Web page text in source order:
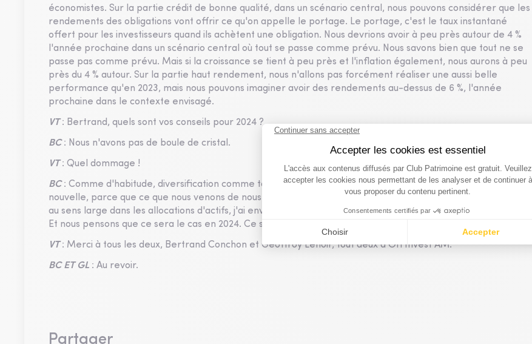
économistes. Sur la partie crédit de bonne qualité, dans un scénario central, nous pouvons considérer que les
rendements des obligations vont offrir ce qu'on appelle le portage. Le portage, c'est le taux instantané
offert pour les investisseurs quand ils achètent une obligation. Nous devrions avoir à peu près autour de 4 %
l'année prochaine dans un scénario central où tout se passe comme prévu. Nous savons bien que tout ne se
passe pas comme prévu. Mais si la croissance se tient à peu près et l'inflation également, nous aurons à peu
près du 4 % autour. Sur la partie haut rendement, nous n'allons pas forcément réaliser une aussi belle
performance qu'en 2023, mais nous pouvons imaginer avoir des rendements au-dessus de 6 %, l'année
prochaine dans le contexte envisagé.
VT: Bertrand, quels sont vos conseils pour 2024 ?
BC: Nous n'avons pas de boule de cristal.
VT: Quel dommage !
BC: Comme d'habitude, diversification comme toujours, plus que jamais l'année prochaine. Et une bonne
nouvelle, parce que ce que nous venons de nous dire, c'est que nous pouvons à nouveau utiliser l'obligataire
au sens large dans les allocations d'actifs, j'ai envie de dire, dans les cœurs d'allocations d'actifs pour le futur.
Et nous pensons que ce sera le cas en 2024. Ce sera le mot de la fin.
VT: Merci à tous les deux, Bertrand Conchon et Geoffroy Lenoir, tout deux d'Ofi Invest AM.
BC ET GL : Au revoir.
Partager